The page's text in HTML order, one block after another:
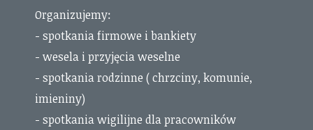
Organizujemy:
- spotkania firmowe i bankiety
- wesela i przyjęcia weselne
- spotkania rodzinne ( chrzciny, komunie,
imieniny)
- spotkania wigilijne dla pracowników